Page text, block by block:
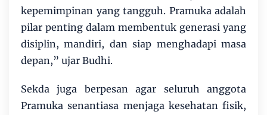
kepemimpinan yang tangguh. Pramuka adalah
pilar penting dalam membentuk generasi yang
disiplin, mandiri, dan siap menghadapi masa
depan,” ujar Budhi.
Sekda juga berpesan agar seluruh anggota
Pramuka senantiasa menjaga kesehatan fisik,